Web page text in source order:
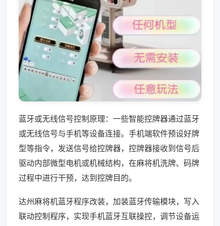
蓝牙或无线信号控制原理：一些智能控牌器通过蓝牙
或无线信号与手机等设备连接。手机端软件预设好牌
型等指令，发送信号给控牌器，控牌器接收到信号后
驱动内部微型电机或机械结构，在麻将机洗牌、码牌
过程中进行干预，达到控牌目的。
达州麻将机蓝牙程序改装，加装蓝牙传输模块，写入
联动控制程序，实现手机蓝牙互联操控，调节设备运